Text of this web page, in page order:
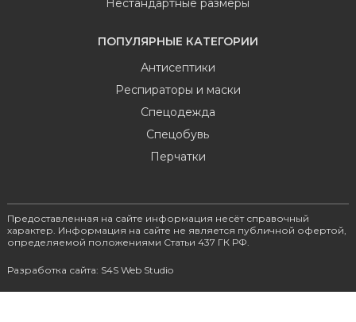
Нестандартные размеры
ПОПУЛЯРНЫЕ КАТЕГОРИИ
Антисептики
Респираторы и маски
Спецодежда
Спецобувь
Перчатки
Предоставленная на сайте информация несёт справочный
характер. Информация на сайте не является публичной офертой,
определяемой положениями Статьи 437 ГК РФ.
Разработка сайта: S4S Web Studio